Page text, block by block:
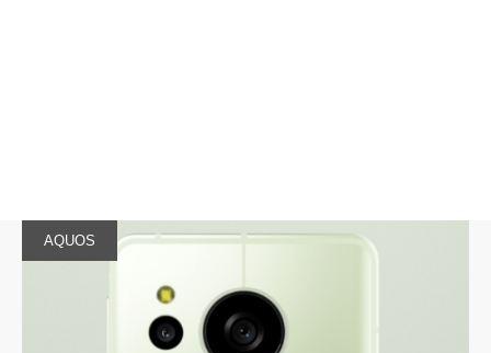
AQUOS